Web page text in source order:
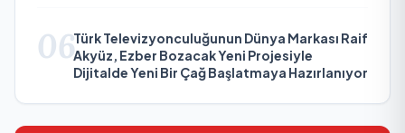
06Türk Televizyonculuğunun Dünya Markası Raif
Akyüz, Ezber Bozacak Yeni Projesiyle
Dijitalde Yeni Bir Çağ Başlatmaya Hazırlanıyor